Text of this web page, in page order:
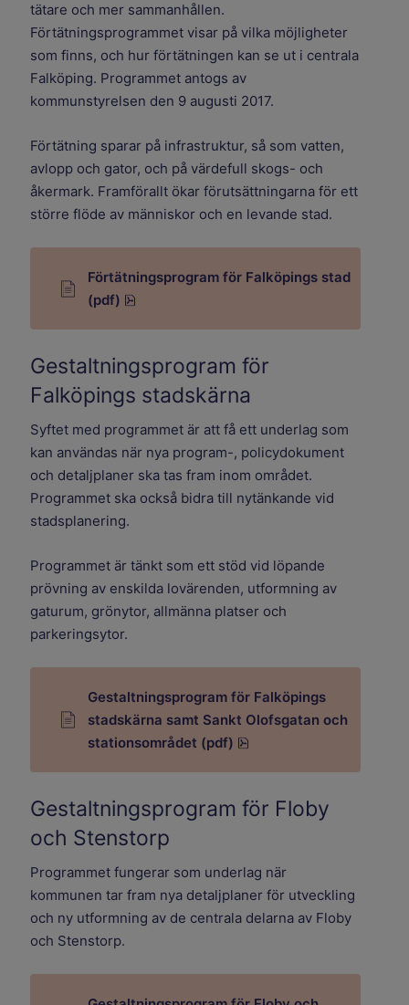
tätare och mer sammanhållen.
Förtätningsprogrammet visar på vilka möjligheter
som finns, och hur förtätningen kan se ut i centrala
Falköping. Programmet antogs av
kommunstyrelsen den 9 augusti 2017.
Förtätning sparar på infrastruktur, så som vatten,
avlopp och gator, och på värdefull skogs- och
åkermark. Framförallt ökar förutsättningarna för ett
större flöde av människor och en levande stad.
Förtätningsprogram för Falköpings stad
(pdf)
Gestaltningsprogram för
Falköpings stadskärna
Syftet med programmet är att få ett underlag som
kan användas när nya program-, policydokument
och detaljplaner ska tas fram inom området.
Programmet ska också bidra till nytänkande vid
stadsplanering.
Programmet är tänkt som ett stöd vid löpande
prövning av enskilda lovärenden, utformning av
gaturum, grönytor, allmänna platser och
parkeringsytor.
Gestaltningsprogram för Falköpings
stadskärna samt Sankt Olofsgatan och
stationsområdet (pdf)
Gestaltningsprogram för Floby
och Stenstorp
Programmet fungerar som underlag när
kommunen tar fram nya detaljplaner för utveckling
och ny utformning av de centrala delarna av Floby
och Stenstorp.